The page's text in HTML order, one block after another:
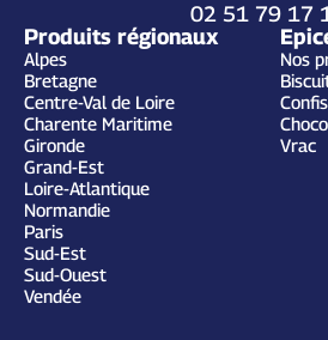
02 51 79 17
Produits régionaux
Alpes
Bretagne
Centre-Val de Loire
Charente Maritime
Gironde
Grand-Est
Loire-Atlantique
Normandie
Paris
Sud-Est
Sud-Ouest
Vendée
Nos
Vrac